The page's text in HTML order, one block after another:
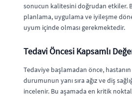
sonucun kalitesini doğrudan etkiler.
planlama, uygulama ve iyileşme
uyum içinde olması gerekmektedir.
Tedavi Öncesi Kapsamlı
Tedaviye başlamadan önce, hastanın
durumunun yanı sıra ağız ve diş
incelenir. Bu aşamada en kritik